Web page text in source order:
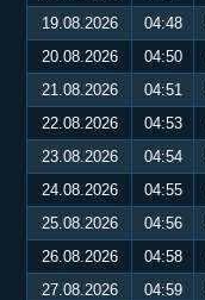
19.08.2026
04:48
20.08.2026
04:50
21.08.2026
04:51
22.08.2026
04:53
23.08.2026
04:54
24.08.2026
04:55
25.08.2026
04:56
26.08.2026
04:58
27.08.2026
04:59